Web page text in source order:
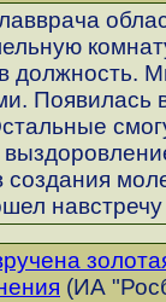
должность.
Появилась
создания
навстречу
(ИА